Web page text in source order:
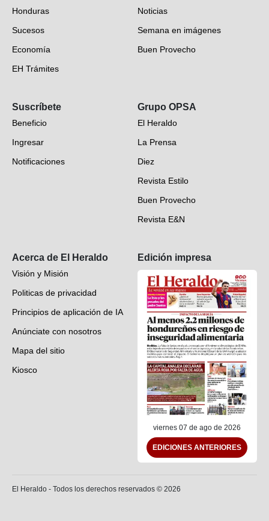
Honduras
Sucesos
Economía
EH Trámites
EH Verifica
Fotogalerías
Deportes
Videos
Noticias
Semana en imágenes
Buen Provecho
Suscríbete
Beneficio
Ingresar
Notificaciones
Grupo OPSA
El Heraldo
La Prensa
Diez
Revista Estilo
Buen Provecho
Revista E&N
Acerca de El Heraldo
Visión y Misión
Politicas de privacidad
Principios de aplicación de IA
Anúnciate con nosotros
Mapa del sitio
Kiosco
Edición impresa
viernes 07 de ago de 2026
EDICIONES ANTERIORES
El Heraldo - Todos los derechos reservados © 2026